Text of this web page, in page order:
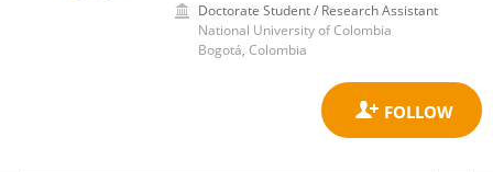
Doctorate Student / Research Assistant
National University of Colombia
Bogotá, Colombia